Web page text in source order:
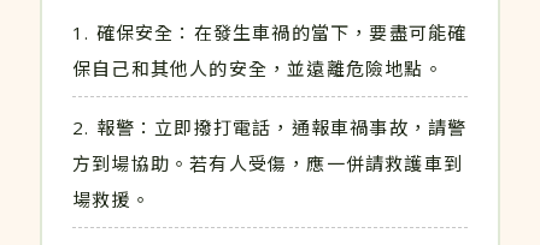
確保安全：在發生車禍的當下，要盡可能確
保自己和其他人的安全，並遠離危險地點。
報警：立即撥打電話，通報車禍事故，請警
方到場協助。若有人受傷，應一併請救護車到
場救援。